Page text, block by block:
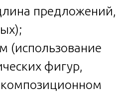
предложений,
(использование
фигур,